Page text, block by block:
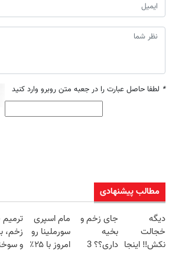
* لطفا حاصل عبارت را در جعبه متن روبرو وارد کنید
مطالب پیشنهادی
دیگه
خجالت
نکش‼️ اینجا
جای زخم و
بخیه
داری؟؟ 3
مام اسپری
سورملینا رو
امروز با ۲۵٪
زخم،
و